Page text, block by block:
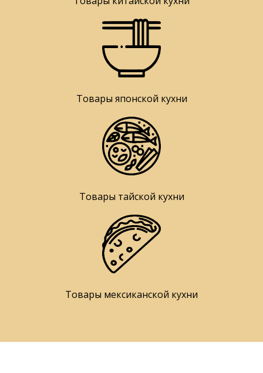
Товары японской кухни
Товары тайской кухни
Товары мексиканской кухни